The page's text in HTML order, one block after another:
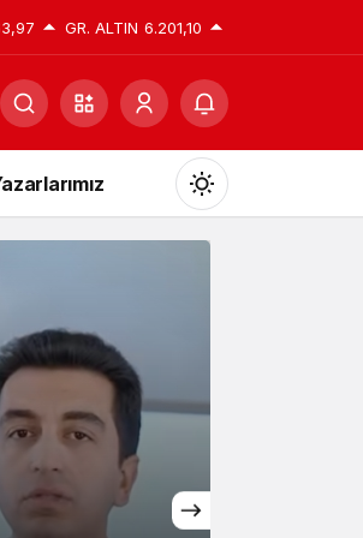
GR. ALTIN 6.201,10
Mod
değiştir
Modu
seçin.
seçin.